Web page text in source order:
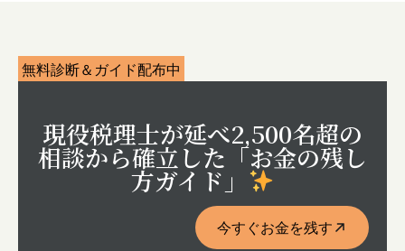
無料診断＆ガイド配布中
現役税理士が延べ2,500名超の
相談から確立した「お金の残し
方ガイド」
今すぐお金を残す